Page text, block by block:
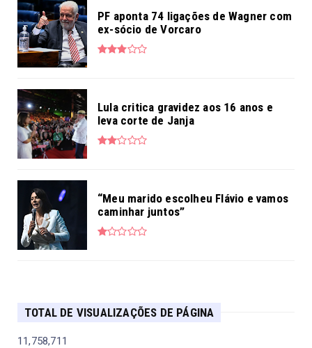
PF aponta 74 ligações de Wagner com
ex-sócio de Vorcaro
Lula critica gravidez aos 16 anos e
leva corte de Janja
“Meu marido escolheu Flávio e vamos
caminhar juntos”
TOTAL DE VISUALIZAÇÕES DE PÁGINA
11,758,711